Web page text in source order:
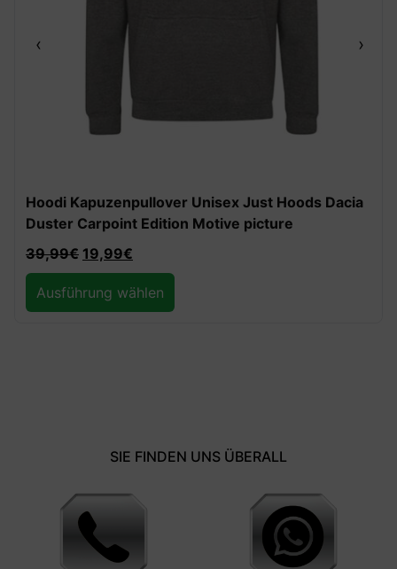
‹
Hoodi Kapuzenpullover Unisex Just Hoods Dacia
Duster Carpoint Edition Motive picture
39,99€ 19,99€
Ausführung wählen
›
SIE FINDEN UNS ÜBERALL